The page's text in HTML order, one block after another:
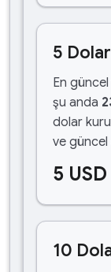
5
En
şu anda
dolar kuru
ve güncel
5
10